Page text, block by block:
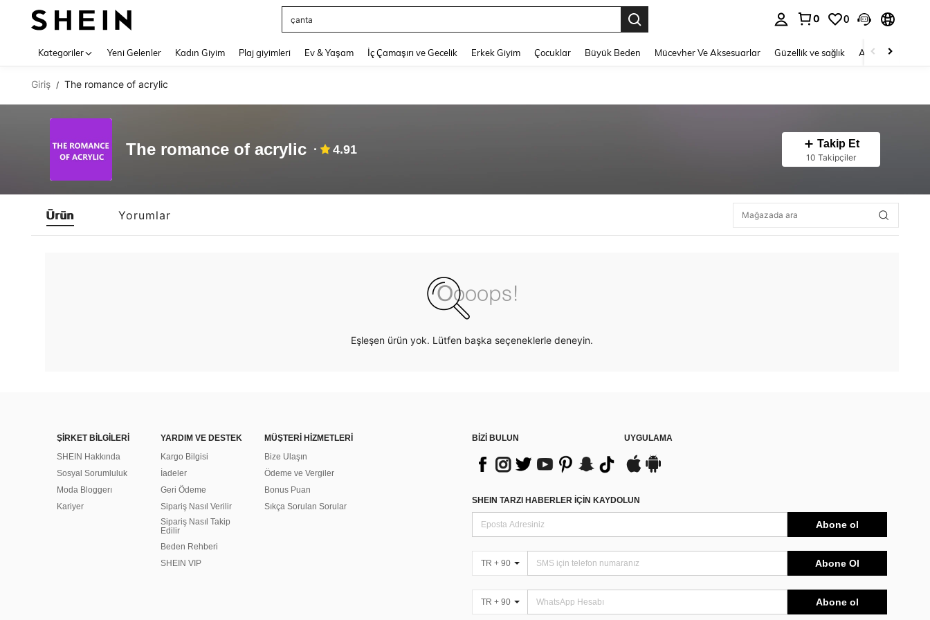
çanta
0 0
Kategoriler Yeni Gelenler Kadın Giyim Plaj giyimleri Ev & Yaşam İç Çamaşırı ve Gecelik Erkek Giyim Çocuklar Büyük Beden Mücevher Ve Aksesuarlar Güzellik ve sağlık Ayakkabı
Giriş / The romance of acrylic
The romance of acrylic 4.91 Takip Et
10 Takipçiler
Ürün Yorumlar
Eşleşen ürün yok. Lütfen başka seçeneklerle deneyin.
ŞİRKET BİLGİLERİ
SHEIN Hakkında
Sosyal Sorumluluk
Moda Bloggerı
Kariyer
YARDIM VE DESTEK
Kargo Bilgisi
İadeler
Geri Ödeme
Sipariş Nasıl Verilir
Sipariş Nasıl Takip
Edilir
Beden Rehberi
SHEIN VIP
MÜŞTERİ HİZMETLERİ
Bize Ulaşın
Ödeme ve Vergiler
Bonus Puan
Sıkça Sorulan Sorular
BİZİ BULUN UYGULAMA
SHEIN TARZI HABERLER IÇIN KAYDOLUN
Abone ol
TR + 90 Abone Ol
TR + 90 Abone ol